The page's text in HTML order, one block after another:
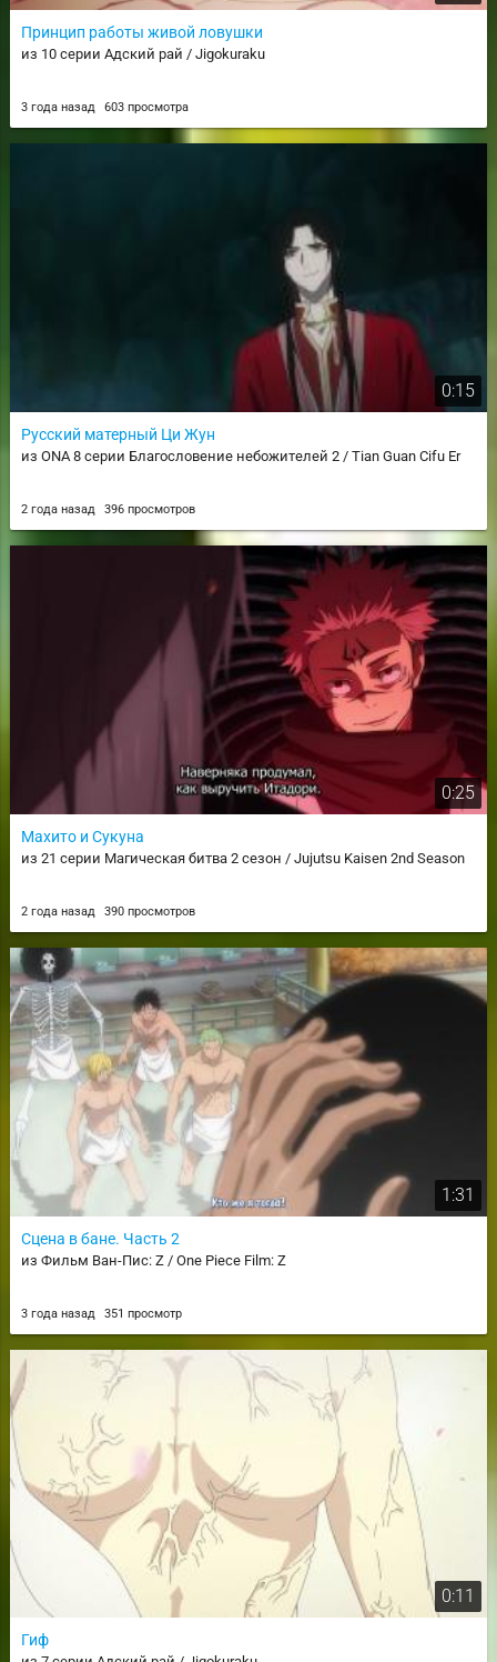
Принцип работы живой ловушки
из 10 серии Адский рай / Jigokuraku
3 года назад 603 просмотра
0:15
Русский матерный Ци Жун
из ONA 8 серии Благословение небожителей 2 / Tian Guan Cifu Er
2 года назад 396 просмотров
0:25
Махито и Сукуна
из 21 серии Магическая битва 2 сезон / Jujutsu Kaisen 2nd Season
2 года назад 390 просмотров
1:31
Сцена в бане. Часть 2
из Фильм Ван-Пис: Z / One Piece Film: Z
3 года назад 351 просмотр
0:11
Гиф